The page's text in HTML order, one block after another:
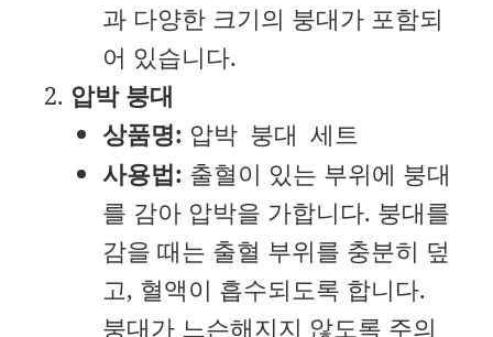
과 다양한 크기의 붕대가 포함되
어 있습니다.
압박 붕대
상품명: 압박 붕대 세트
사용법: 출혈이 있는 부위에 붕대
를 감아 압박을 가합니다. 붕대를
감을 때는 출혈 부위를 충분히 덮
고, 혈액이 흡수되도록 합니다.
붕대가 느슨해지지 않도록 주의